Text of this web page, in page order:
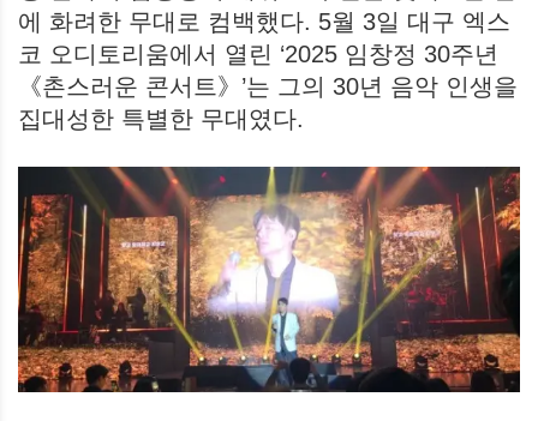
에 화려한 무대로 컴백했다. 5월 3일 대구 엑스
코 오디토리움에서 열린 ‘2025 임창정 30주년
《촌스러운 콘서트》’는 그의 30년 음악 인생을
집대성한 특별한 무대였다.